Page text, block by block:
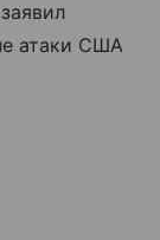
атаки США